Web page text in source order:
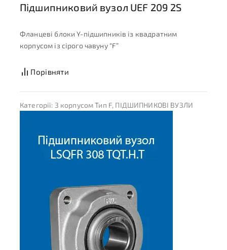
Підшипниковий вузол UEF 209 2S
Фланцеві блоки Y-підшипників із квадратним
корпусом із сірого чавуну “F”
Порівняти
Категорії: З корпусом Тип F, ПІДШИПНИКОВІ ВУЗЛИ